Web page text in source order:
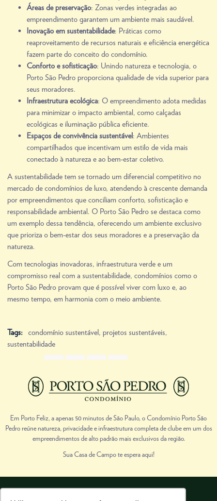
Áreas de preservação: Zonas verdes integradas ao
empreendimento garantem um ambiente mais saudável.
Inovação em sustentabilidade: Práticas como
reaproveitamento de recursos naturais e eficiência energética
fazem parte do conceito do condomínio.
Conforto e sofisticação: Unindo natureza e tecnologia, o
Porto São Pedro proporciona qualidade de vida superior para
seus moradores.
Infraestrutura ecológica: O empreendimento adota medidas
para minimizar o impacto ambiental, como calçadas
ecológicas e iluminação pública eficiente.
Espaços de convivência sustentável: Ambientes
compartilhados que incentivam um estilo de vida mais
conectado à natureza e ao bem-estar coletivo.
A sustentabilidade tem se tornado um diferencial competitivo no
mercado de condomínios de luxo, atendendo à crescente demanda
por empreendimentos que conciliam conforto, sofisticação e
responsabilidade ambiental. O Porto São Pedro se destaca como
um exemplo dessa tendência, oferecendo um ambiente exclusivo
que prioriza o bem-estar dos seus moradores e a preservação da
natureza.
Com tecnologias inovadoras, infraestrutura verde e um
compromisso real com a sustentabilidade, condomínios como o
Porto São Pedro provam que é possível viver com luxo e, ao
mesmo tempo, em harmonia com o meio ambiente.
Tags: condomínio sustentável, projetos sustentáveis,
sustentabilidade
Em Porto Feliz, a apenas 50 minutos de São Paulo, o Condomínio Porto São
Pedro reúne natureza, privacidade e infraestrutura completa de clube em um dos
empreendimentos de alto padrão mais exclusivos da região.
Sua Casa de Campo te espera aqui!